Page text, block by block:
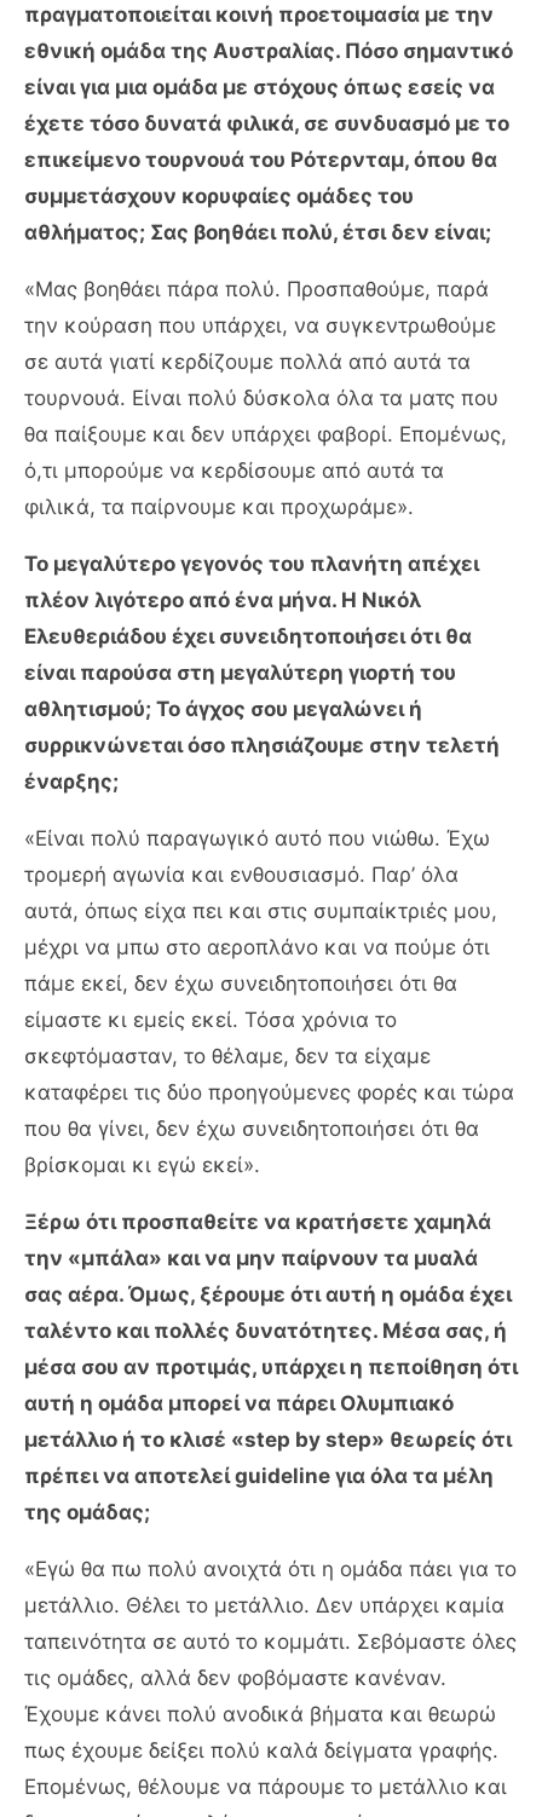
πραγματοποιείται κοινή προετοιμασία με την
εθνική ομάδα της Αυστραλίας. Πόσο σημαντικό
είναι για μια ομάδα με στόχους όπως εσείς να
έχετε τόσο δυνατά φιλικά, σε συνδυασμό με το
επικείμενο τουρνουά του Ρότερνταμ, όπου θα
συμμετάσχουν κορυφαίες ομάδες του
αθλήματος; Σας βοηθάει πολύ, έτσι δεν είναι;
«Μας βοηθάει πάρα πολύ. Προσπαθούμε, παρά
την κούραση που υπάρχει, να συγκεντρωθούμε
σε αυτά γιατί κερδίζουμε πολλά από αυτά τα
τουρνουά. Είναι πολύ δύσκολα όλα τα ματς που
θα παίξουμε και δεν υπάρχει φαβορί. Επομένως,
ό,τι μπορούμε να κερδίσουμε από αυτά τα
φιλικά, τα παίρνουμε και προχωράμε».
Το μεγαλύτερο γεγονός του πλανήτη απέχει
πλέον λιγότερο από ένα μήνα. Η Νικόλ
Ελευθεριάδου έχει συνειδητοποιήσει ότι θα
είναι παρούσα στη μεγαλύτερη γιορτή του
αθλητισμού; Το άγχος σου μεγαλώνει ή
συρρικνώνεται όσο πλησιάζουμε στην τελετή
έναρξης;
«Είναι πολύ παραγωγικό αυτό που νιώθω. Έχω
τρομερή αγωνία και ενθουσιασμό. Παρ’ όλα
αυτά, όπως είχα πει και στις συμπαίκτριές μου,
μέχρι να μπω στο αεροπλάνο και να πούμε ότι
πάμε εκεί, δεν έχω συνειδητοποιήσει ότι θα
είμαστε κι εμείς εκεί. Τόσα χρόνια το
σκεφτόμασταν, το θέλαμε, δεν τα είχαμε
καταφέρει τις δύο προηγούμενες φορές και τώρα
που θα γίνει, δεν έχω συνειδητοποιήσει ότι θα
βρίσκομαι κι εγώ εκεί».
Ξέρω ότι προσπαθείτε να κρατήσετε χαμηλά
την «μπάλα» και να μην παίρνουν τα μυαλά
σας αέρα. Όμως, ξέρουμε ότι αυτή η ομάδα έχει
ταλέντο και πολλές δυνατότητες. Μέσα σας, ή
μέσα σου αν προτιμάς, υπάρχει η πεποίθηση ότι
αυτή η ομάδα μπορεί να πάρει Ολυμπιακό
μετάλλιο ή το κλισέ «step by step» θεωρείς ότι
πρέπει να αποτελεί guideline για όλα τα μέλη
της ομάδας;
«Εγώ θα πω πολύ ανοιχτά ότι η ομάδα πάει για το
μετάλλιο. Θέλει το μετάλλιο. Δεν υπάρχει καμία
ταπεινότητα σε αυτό το κομμάτι. Σεβόμαστε όλες
τις ομάδες, αλλά δεν φοβόμαστε κανέναν.
Έχουμε κάνει πολύ ανοδικά βήματα και θεωρώ
πως έχουμε δείξει πολύ καλά δείγματα γραφής.
Επομένως, θέλουμε να πάρουμε το μετάλλιο και